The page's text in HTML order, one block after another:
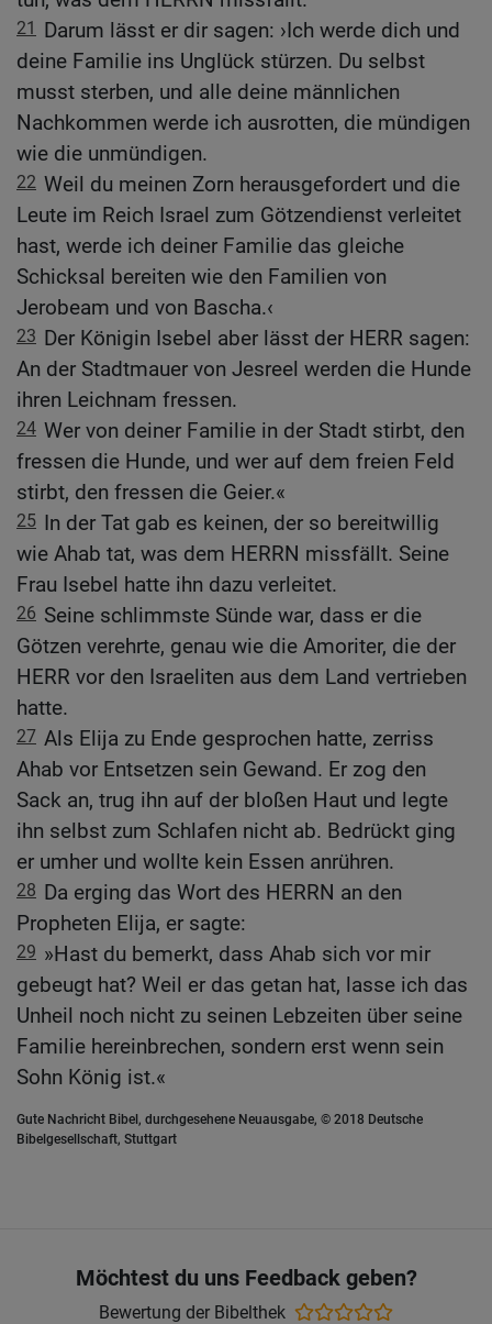
21
Darum lässt er dir sagen: ›Ich werde dich und
deine Familie ins Unglück stürzen. Du selbst
musst sterben, und alle deine männlichen
Nachkommen werde ich ausrotten, die mündigen
wie die unmündigen.
22 Weil du meinen Zorn herausgefordert und die
Leute im Reich Israel zum Götzendienst verleitet
hast, werde ich deiner Familie das gleiche
Schicksal bereiten wie den Familien von
Jerobeam und von Bascha.‹
23 Der Königin Isebel aber lässt der HERR sagen:
An der Stadtmauer von Jesreel werden die Hunde
ihren Leichnam fressen.
24 Wer von deiner Familie in der Stadt stirbt, den
fressen die Hunde, und wer auf dem freien Feld
stirbt, den fressen die Geier.«
25 In der Tat gab es keinen, der so bereitwillig
wie Ahab tat, was dem HERRN missfällt. Seine
Frau Isebel hatte ihn dazu verleitet.
26 Seine schlimmste Sünde war, dass er die
Götzen verehrte, genau wie die Amoriter, die der
HERR vor den Israeliten aus dem Land vertrieben
hatte.
27 Als Elija zu Ende gesprochen hatte, zerriss
Ahab vor Entsetzen sein Gewand. Er zog den
Sack an, trug ihn auf der bloßen Haut und legte
ihn selbst zum Schlafen nicht ab. Bedrückt ging
er umher und wollte kein Essen anrühren.
28 Da erging das Wort des HERRN an den
Propheten Elija, er sagte:
29 »Hast du bemerkt, dass Ahab sich vor mir
gebeugt hat? Weil er das getan hat, lasse ich das
Unheil noch nicht zu seinen Lebzeiten über seine
Familie hereinbrechen, sondern erst wenn sein
Sohn König ist.«
Gute Nachricht Bibel, durchgesehene Neuausgabe, © 2018 Deutsche
Bibelgesellschaft, Stuttgart
Möchtest du uns Feedback geben?
Bewertung der Bibelthek